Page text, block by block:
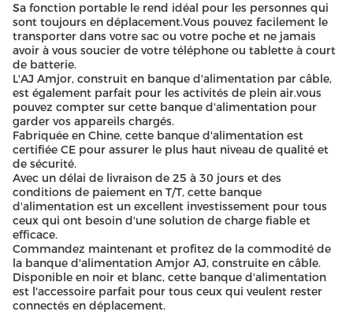
Sa fonction portable le rend idéal pour les personnes qui
sont toujours en déplacement.Vous pouvez facilement le
transporter dans votre sac ou votre poche et ne jamais
avoir à vous soucier de votre téléphone ou tablette à court
de batterie.
L'AJ Amjor, construit en banque d'alimentation par câble,
est également parfait pour les activités de plein air.vous
pouvez compter sur cette banque d'alimentation pour
garder vos appareils chargés.
Fabriquée en Chine, cette banque d'alimentation est
certifiée CE pour assurer le plus haut niveau de qualité et
de sécurité.
Avec un délai de livraison de 25 à 30 jours et des
conditions de paiement en T/T, cette banque
d'alimentation est un excellent investissement pour tous
ceux qui ont besoin d'une solution de charge fiable et
efficace.
Commandez maintenant et profitez de la commodité de
la banque d'alimentation Amjor AJ, construite en câble.
Disponible en noir et blanc, cette banque d'alimentation
est l'accessoire parfait pour tous ceux qui veulent rester
connectés en déplacement.